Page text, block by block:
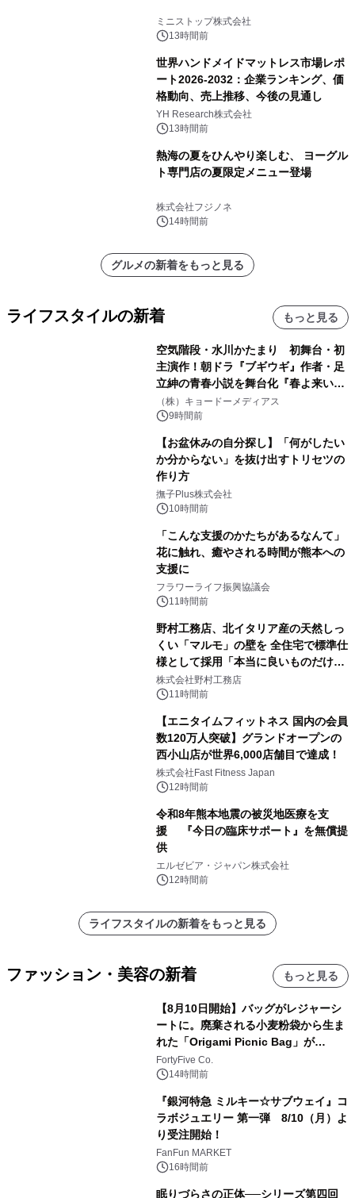
ミニストップ株式会社
13時間前
世界ハンドメイドマットレス市場レポ
ート2026-2032：企業ランキング、価
格動向、売上推移、今後の見通し
YH Research株式会社
13時間前
熱海の夏をひんやり楽しむ、 ヨーグル
ト専門店の夏限定メニュー登場
株式会社フジノネ
14時間前
グルメの新着をもっと見る
ライフスタイルの新着 もっと見る
空気階段・水川かたまり 初舞台・初
主演作！朝ドラ『ブギウギ』作者・足
立紳の青春小説を舞台化『春よ来い、
マジで来い』キービジュアル解禁！
（株）キョードーメディアス
9時間前
【お盆休みの自分探し】「何がしたい
か分からない」を抜け出すトリセツの
作り方
撫子Plus株式会社
10時間前
「こんな支援のかたちがあるなんて」
花に触れ、癒やされる時間が熊本への
支援に
フラワーライフ振興協議会
11時間前
野村工務店、北イタリア産の天然しっ
くい「マルモ」の壁を 全住宅で標準仕
様として採用「本当に良いものだけに
こだわる」
株式会社野村工務店
11時間前
【エニタイムフィットネス 国内の会員
数120万人突破】グランドオープンの
西小山店が世界6,000店舗目で達成！
株式会社Fast Fitness Japan
12時間前
令和8年熊本地震の被災地医療を支
援 『今日の臨床サポート』を無償提
供
エルゼビア・ジャパン株式会社
12時間前
ライフスタイルの新着をもっと見る
ファッション・美容の新着 もっと見る
【8月10日開始】バッグがレジャーシ
ートに。廃棄される小麦粉袋から生ま
れた「Origami Picnic Bag」が
Makuakeに登場
FortyFive Co.
14時間前
『銀河特急 ミルキー☆サブウェイ』コ
ラボジュエリー 第一弾 8/10（月）よ
り受注開始！
FanFun MARKET
16時間前
眠りづらさの正体──シリーズ第四回